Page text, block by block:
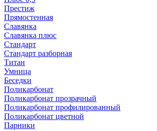
Престиж
Прямостенная
Славянка
Славянка плюс
Стандарт
Стандарт разборная
Титан
Умница
Беседки
Поликарбонат
Поликарбонат прозрачный
Поликарбонат профилированный
Поликарбонат цветной
Парники